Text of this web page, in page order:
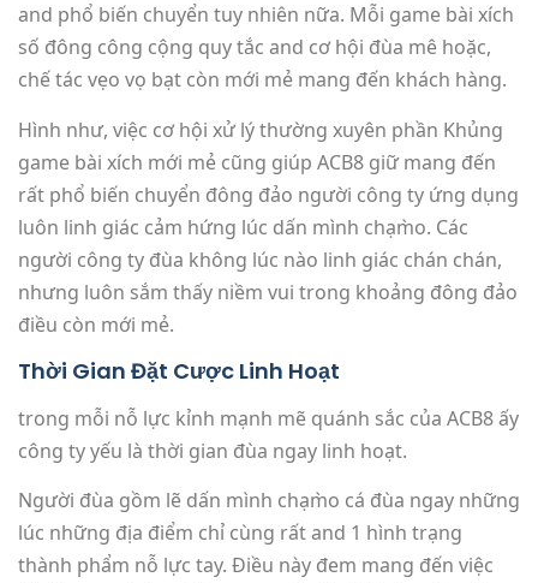
and phổ biến chuyển tuy nhiên nữa. Mỗi game bài xích
số đông công cộng quy tắc and cơ hội đùa mê hoặc,
chế tác vẹo vọ bạt còn mới mẻ mang đến khách hàng.
Hình như, việc cơ hội xử lý thường xuyên phần Khủng
game bài xích mới mẻ cũng giúp ACB8 giữ mang đến
rất phổ biến chuyển đông đảo người công ty ứng dụng
luôn linh giác cảm hứng lúc dấn mình chạm̀o. Các
người công ty đùa không lúc nào linh giác chán chán,
nhưng luôn sắm thấy niềm vui trong khoảng đông đảo
điều còn mới mẻ.
Thời Gian Đặt Cược Linh Hoạt
trong mỗi nỗ lực kỉnh mạnh mẽ quánh sắc của ACB8 ấy
công ty yếu là thời gian đùa ngay linh hoạt.
Người đùa gồm lẽ dấn mình chạm̀o cá đùa ngay những
lúc những địa điểm chỉ cùng rất and 1 hình trạng
thành phẩm nỗ lực tay. Điều này đem mang đến việc